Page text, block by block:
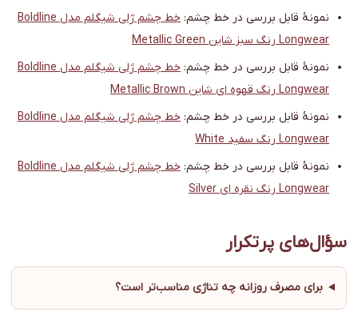
نمونهٔ قابل بررسی در خط چشم:
خط چشم ژلی شیگلم مدل Boldline
Longwear رنگ سبز شاین Metallic Green
نمونهٔ قابل بررسی در خط چشم:
خط چشم ژلی شیگلم مدل Boldline
Longwear رنگ قهوه ای شاین Metallic Brown
نمونهٔ قابل بررسی در خط چشم:
خط چشم ژلی شیگلم مدل Boldline
Longwear رنگ سفید White
نمونهٔ قابل بررسی در خط چشم:
خط چشم ژلی شیگلم مدل Boldline
Longwear رنگ نقره ای Silver
سؤال‌های پرتکرار
برای مصرف روزانه چه تناژی مناسب‌تر است؟